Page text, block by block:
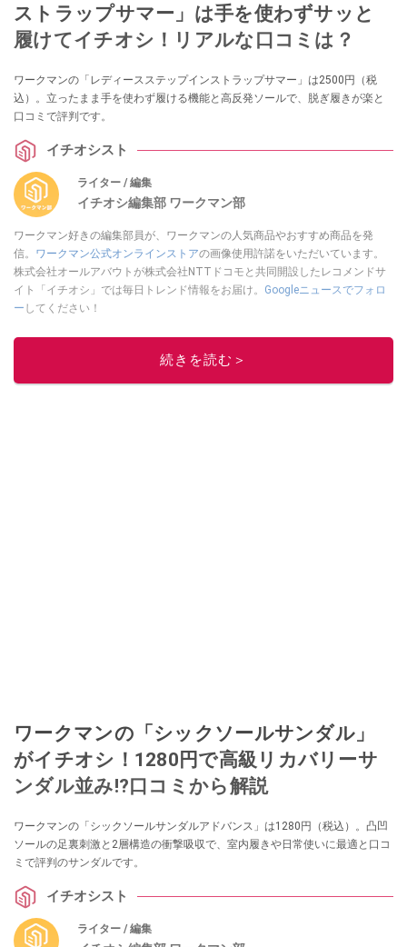
ストラップサマー」は手を使わずサッと
履けてイチオシ！リアルな口コミは？
ワークマンの「レディースステップインストラップサマー」は2500円（税
込）。立ったまま手を使わず履ける機能と高反発ソールで、脱ぎ履きが楽と
口コミで評判です。
イチオシスト
ライター / 編集
イチオシ編集部 ワークマン部
ワークマン好きの編集部員が、ワークマンの人気商品やおすすめ商品を発
信。 ワークマン公式オンラインストアの画像使用許諾をいただいています。
株式会社オールアバウトが株式会社NTTドコモと共同開設したレコメンドサ
イト「イチオシ」では毎日トレンド情報をお届け。 Googleニュースでフォロ
ー してください！
このイチオシストの他の記事を読む
続きを読む＞
ワークマンの「シックソールサンダル」
がイチオシ！1280円で高級リカバリーサ
ンダル並み!?口コミから解説
ワークマンの「シックソールサンダルアドバンス」は1280円（税込）。凸凹
ソールの足裏刺激と2層構造の衝撃吸収で、室内履きや日常使いに最適と口コ
ミで評判のサンダルです。
イチオシスト
ライター / 編集